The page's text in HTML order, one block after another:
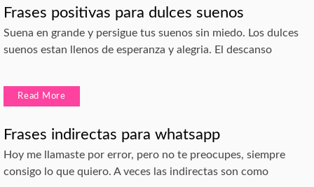
Frases positivas para dulces suenos
Suena en grande y persigue tus suenos sin miedo. Los dulces
suenos estan llenos de esperanza y alegria. El descanso
Read More
Frases indirectas para whatsapp
Hoy me llamaste por error, pero no te preocupes, siempre
consigo lo que quiero. A veces las indirectas son como